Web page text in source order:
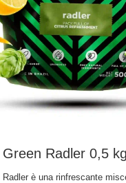
Radler 0,5 kg
Radler è una rinfrescante